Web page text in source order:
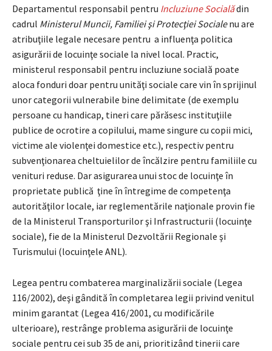
Departamentul responsabil pentru Incluziune Socialădin
cadrul Ministerul Muncii, Familiei şi Protecţiei Socialenu are
atribuţiile legale necesare pentru a influenţa politica
asigurării de locuinţe sociale la nivel local. Practic,
ministerul responsabil pentru incluziune socială poate
aloca fonduri doar pentru unităţi sociale care vin în sprijinul
unor categorii vulnerabile bine delimitate (de exemplu
persoane cu handicap, tineri care părăsesc instituţiile
publice de ocrotire a copilului, mame singure cu copii mici,
victime ale violenţei domestice etc.), respectiv pentru
subvenţionarea cheltuielilor de încălzire pentru familiile cu
venituri reduse. Dar asigurarea unui stoc de locuinţe în
proprietate publică ţine în întregime de competenţa
autorităţilor locale, iar reglementările naţionale provin fie
de la Ministerul Transporturilor şi Infrastructurii (locuinţe
sociale), fie de la Ministerul Dezvoltării Regionale şi
Turismului (locuinţele ANL).
Legea pentru combaterea marginalizării sociale (Legea
116/2002), deşi gândită în completarea legii privind venitul
minim garantat (Legea 416/2001, cu modificările
ulterioare), restrânge problema asigurării de locuinţe
sociale pentru cei sub 35 de ani, prioritizând tinerii care